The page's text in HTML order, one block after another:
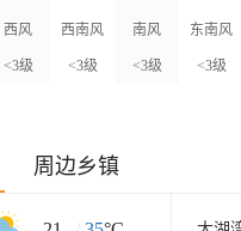
西风
<3级
西南风
<3级
南风
<3级
东南风
<3级
周边乡镇